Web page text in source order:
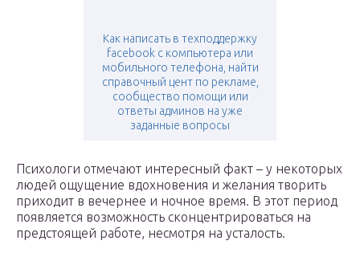
Как написать в техподдержку
facebook с компьютера или
мобильного телефона, найти
справочный цент по рекламе,
сообщество помощи или
ответы админов на уже
заданные вопросы
Психологи отмечают интересный факт – у некоторых
людей ощущение вдохновения и желания творить
приходит в вечернее и ночное время. В этот период
появляется возможность сконцентрироваться на
предстоящей работе, несмотря на усталость.